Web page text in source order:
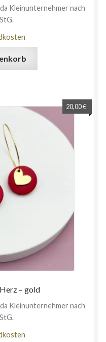
Kleinunternehmer nach
– gold
20,00€
Kleinunternehmer nach